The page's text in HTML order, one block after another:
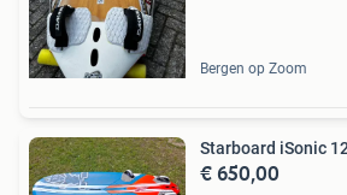
Bergen op Zoom
Starboard iSonic
€ 650,00